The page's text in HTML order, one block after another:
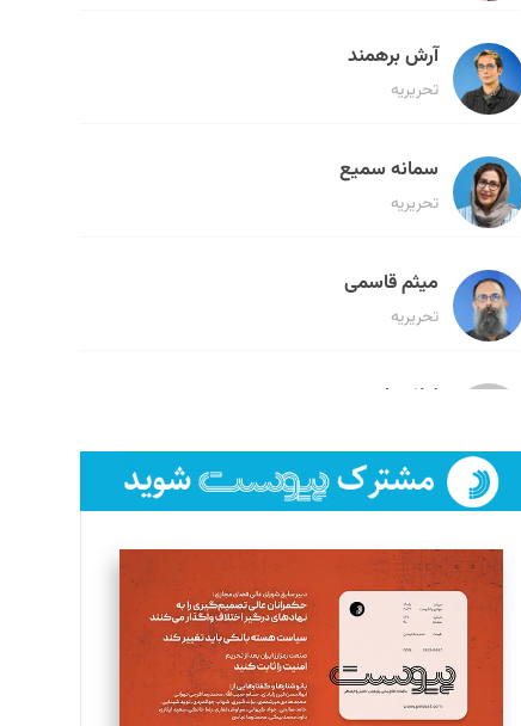
آرش برهمند
تحریریه
سمانه سمیع
تحریریه
میثم قاسمی
تحریریه
لیلا حنارود
فائزه فتحی رستمی
تحریریه
سروش کرمیان
تحریریه